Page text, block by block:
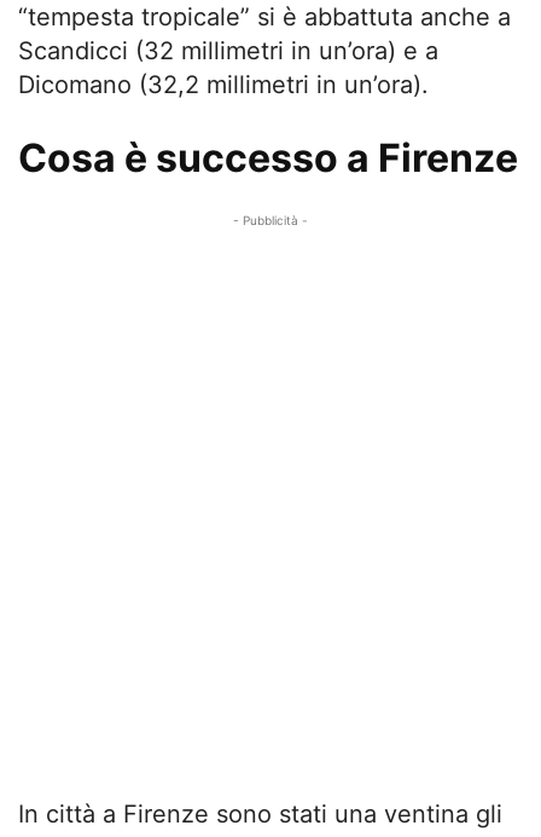
“tempesta tropicale” si è abbattuta anche a
Scandicci (32 millimetri in un’ora) e a
Dicomano (32,2 millimetri in un’ora).
Cosa è successo a Firenze
- Pubblicità -
In città a Firenze sono stati una ventina gli